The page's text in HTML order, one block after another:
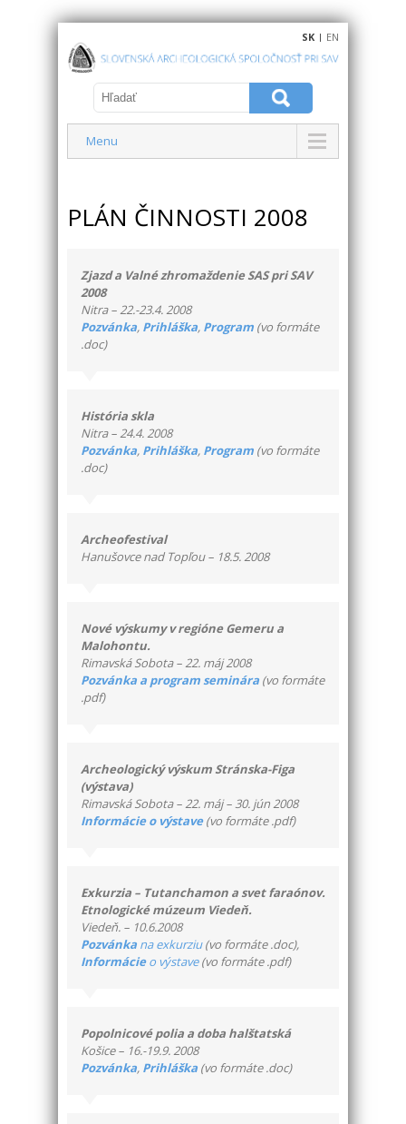
SK | EN
Menu
PLÁN ČINNOSTI 2008
Zjazd a Valné zhromaždenie SAS pri SAV
2008
Nitra – 22.-23.4. 2008
Pozvánka, Prihláška, Program (vo formáte
.doc)
História skla
Nitra – 24.4. 2008
Pozvánka, Prihláška, Program (vo formáte
.doc)
Archeofestival
Hanušovce nad Topľou – 18.5. 2008
Nové výskumy v regióne Gemeru a
Malohontu.
Rimavská Sobota – 22. máj 2008
Pozvánka a program seminára (vo formáte
.pdf)
Archeologický výskum Stránska-Figa
(výstava)
Rimavská Sobota – 22. máj – 30. jún 2008
Informácie o výstave(vo formáte .pdf)
Exkurzia – Tutanchamon a svet faraónov.
Etnologické múzeum Viedeň.
Viedeň. – 10.6.2008
Pozvánka na exkurziu(vo formáte .doc),
Informácieo výstave(vo formáte .pdf)
Popolnicové polia a doba halštatská
Košice – 16.-19.9. 2008
Pozvánka, Prihláška (vo formáte .doc)